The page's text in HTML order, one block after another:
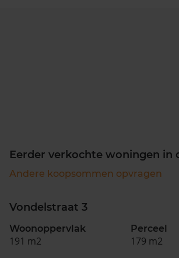
Eerder verkochte woningen in
Andere koopsommen opvragen
Vondelstraat 3
Woonoppervlak
191 m2
Perceel
179 m2